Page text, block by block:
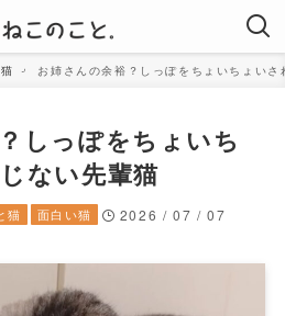
お姉さんの余裕？しっぽをちょいちょい
しっぽをちょいち
ない先輩猫
猫 面白い猫 2026 / 07 / 07